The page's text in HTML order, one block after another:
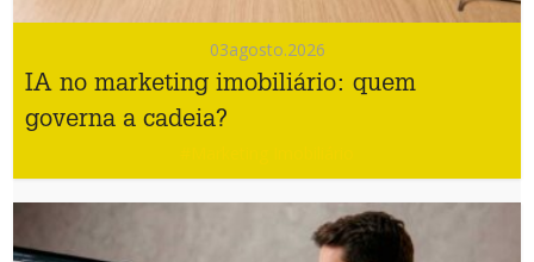
03agosto.2026
IA no marketing imobiliário: quem
governa a cadeia?